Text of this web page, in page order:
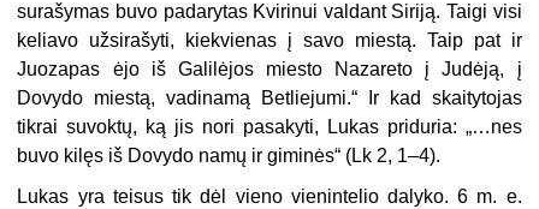
surašymas buvo padarytas Kvirinui valdant Siriją. Taigi visi
keliavo užsirašyti, kiekvienas į savo miestą. Taip pat ir
Juozapas ėjo iš Galilėjos miesto Nazareto į Judėją, į
Dovydo miestą, vadinamą Betliejumi.“ Ir kad skaitytojas
tikrai suvoktų, ką jis nori pasakyti, Lukas priduria: „…nes
buvo kilęs iš Dovydo namų ir giminės“ (Lk 2, 1–4).
Lukas yra teisus tik dėl vieno vienintelio dalyko. 6 m. e.